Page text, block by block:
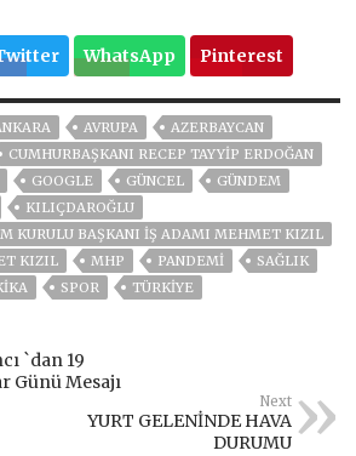
WhatsApp Pinterest
AVRUPA
AZERBAYCAN
CUMHURBAŞKANI RECEP TAYYIP ERDOĞAN
GOOGLE GÜNCEL
GÜNDEM
KILIÇDAROĞLU
KURULU BAŞKANI İŞ ADAMI MEHMET KIZIL
KIZIL MHP PANDEMİ
SAĞLIK
SPOR TÜRKİYE
`dan 19
Günü Mesajı
Next
YURT GELENİNDE HAVA
DURUMU